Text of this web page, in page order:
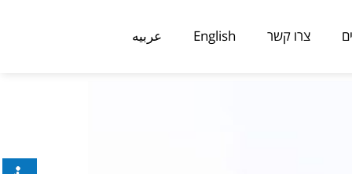
צרו קשר English عربيه